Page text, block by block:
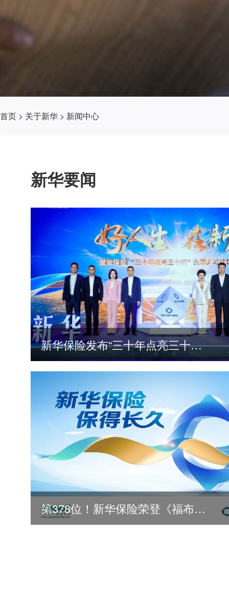
首页 > 关于新华 > 新闻中心
新华要闻
新华保险发布“三十年点亮三十城”全国人才计划
第378位！新华保险荣登《福布斯》全球500强